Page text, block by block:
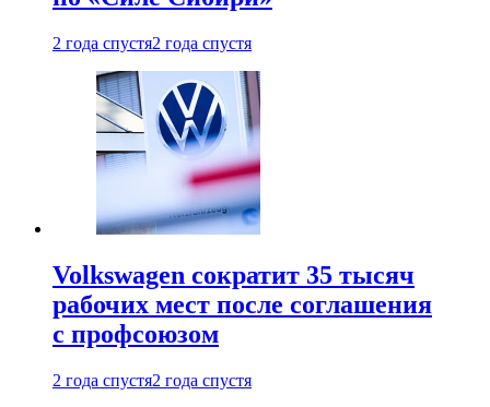
2 года спустя2 года спустя
Volkswagen сократит 35 тысяч
рабочих мест после соглашения
с профсоюзом
2 года спустя2 года спустя